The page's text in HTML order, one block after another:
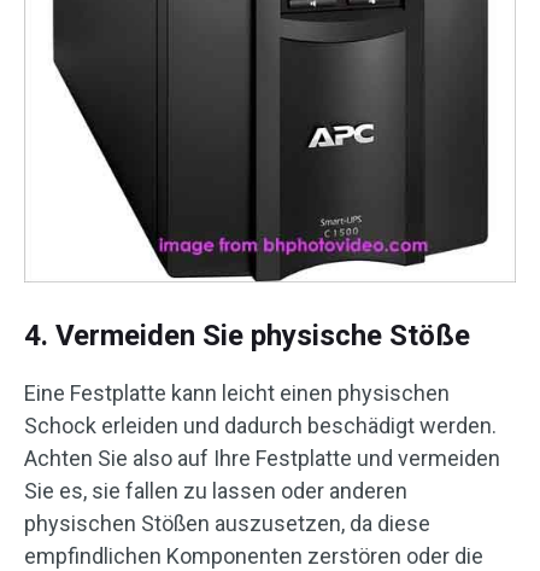
4. Vermeiden Sie physische Stöße
Eine Festplatte kann leicht einen physischen
Schock erleiden und dadurch beschädigt werden.
Achten Sie also auf Ihre Festplatte und vermeiden
Sie es, sie fallen zu lassen oder anderen
physischen Stößen auszusetzen, da diese
empfindlichen Komponenten zerstören oder die